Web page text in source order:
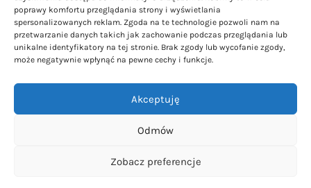
poprawy komfortu przeglądania strony i wyświetlania
spersonalizowanych reklam. Zgoda na te technologie pozwoli nam na
przetwarzanie danych takich jak zachowanie podczas przeglądania lub
unikalne identyfikatory na tej stronie. Brak zgody lub wycofanie zgody,
może negatywnie wpłynąć na pewne cechy i funkcje.
Akceptuję
Odmów
Zobacz preferencje
Polityka Prywatności
Polityka Cookies
Kontakt
Styl życia
Technologie